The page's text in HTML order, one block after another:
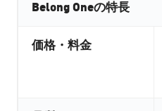
Belong Oneの特長
価格・料金